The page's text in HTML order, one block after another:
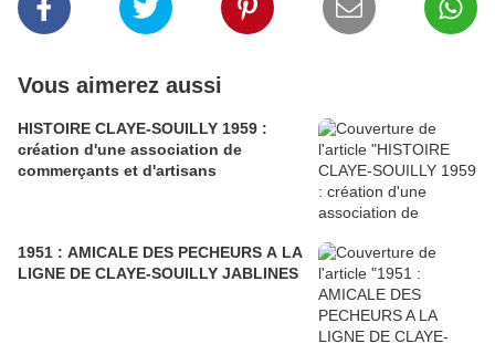
Vous aimerez aussi
HISTOIRE CLAYE-SOUILLY 1959 :
création d'une association de
commerçants et d'artisans
1951 : AMICALE DES PECHEURS A LA
LIGNE DE CLAYE-SOUILLY JABLINES